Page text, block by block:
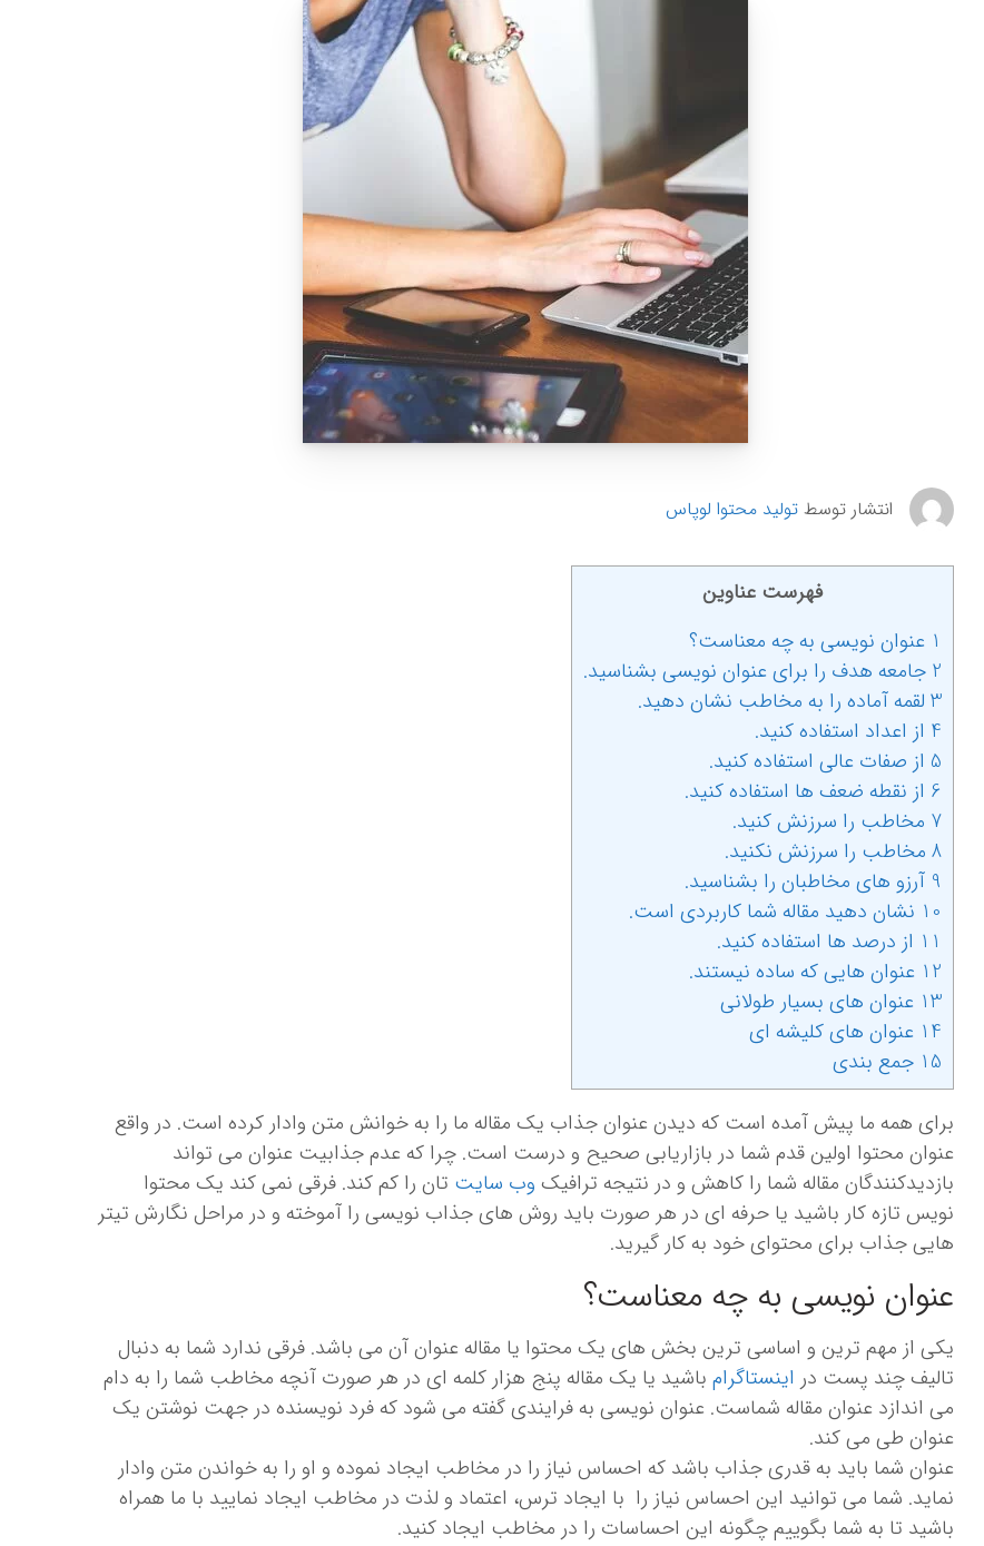
انتشار توسط تولید محتوا لوپاس
فهرست عناوین
1 عنوان نویسی به چه معناست؟
2 جامعه هدف را برای عنوان نویسی بشناسید.
3 لقمه آماده را به مخاطب نشان دهید.
4 از اعداد استفاده کنید.
5 از صفات عالی استفاده کنید.
6 از نقطه ضعف ها استفاده کنید.
7 مخاطب را سرزنش کنید.
8 مخاطب را سرزنش نکنید.
9 آرزو های مخاطبان را بشناسید.
10 نشان دهید مقاله شما کاربردی است.
11 از درصد ها استفاده کنید.
12 عنوان هایی که ساده نیستند.
13 عنوان های بسیار طولانی
14 عنوان های کلیشه ای
15 جمع بندی
برای همه ما پیش آمده است که دیدن عنوان جذاب یک مقاله ما را به خوانش متن وادار کرده است. در واقع
عنوان محتوا اولین قدم شما در بازاریابی صحیح و درست است. چرا که عدم جذابیت عنوان می تواند
بازدیدکنندگان مقاله شما را کاهش و در نتیجه ترافیک وب سایت تان را کم کند. فرقی نمی کند یک محتوا
نویس تازه کار باشید یا حرفه ای در هر صورت باید روش های جذاب نویسی را آموخته و در مراحل نگارش تیتر
هایی جذاب برای محتوای خود به کار گیرید.
عنوان نویسی به چه معناست؟
یکی از مهم ترین و اساسی ترین بخش های یک محتوا یا مقاله عنوان آن می باشد. فرقی ندارد شما به دنبال
تالیف چند پست در اینستاگرام باشید یا یک مقاله پنج هزار کلمه ای در هر صورت آنچه مخاطب شما را به دام
می اندازد عنوان مقاله شماست. عنوان نویسی به فرایندی گفته می شود که فرد نویسنده در جهت نوشتن یک
عنوان طی می کند.
عنوان شما باید به قدری جذاب باشد که احساس نیاز را در مخاطب ایجاد نموده و او را به خواندن متن وادار
نماید. شما می توانید این احساس نیاز را با ایجاد ترس، اعتماد و لذت در مخاطب ایجاد نمایید با ما همراه
باشید تا به شما بگوییم چگونه این احساسات را در مخاطب ایجاد کنید.